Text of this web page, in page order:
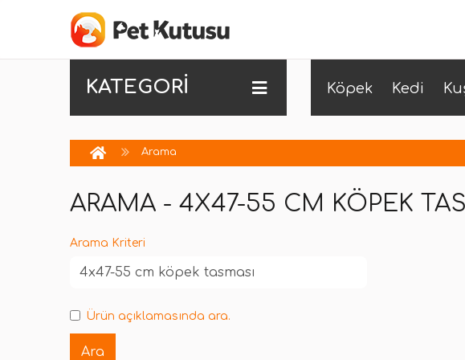
KATEGORİ Köpek Kedi
Arama
ARAMA - 4X47-55 CM KÖPEK
Arama Kriteri
Ürün açıklamasında ara.